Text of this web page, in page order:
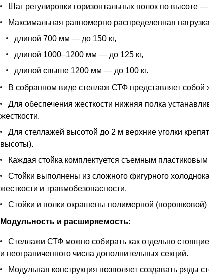
Шаг регулировки горизонтальных полок по высоте
Максимальная равномерно распределенная
длиной 700 мм — до 150 кг,
длиной 1000–1200 мм — до 125 кг,
длиной свыше 1200 мм — до 100 кг.
В собранном виде стеллаж СТФ представляет собой
Для обеспечения жесткости нижняя полка
жесткости.
Для стеллажей высотой до 2 м верхние уголки
высоты).
Каждая стойка комплектуется съемным
Стойки выполнены из сложного фигурного
жесткости и травмобезопасности.
Стойки и полки окрашены полимерной (порошковой)
Модульность и расширяемость:
Стеллажи СТФ можно собирать как отдельно
и неограниченного числа дополнительных секций.
Модульная конструкция позволяет создавать ряды